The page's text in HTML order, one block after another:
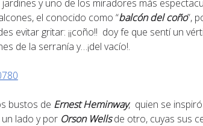
jardines y uno de los miradores más
el conocido como “balcón del coño”,
evitar gritar: ¡¡coño!! doy fe que sentí un
de la serranía y…¡del vacío!.
bustos de Ernest Heminway, quien se
un lado y por Orson Wells de otro, cuyas sus